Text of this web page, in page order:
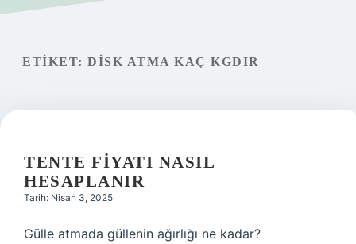
Gizlilik Politikası
ETIKET: DISK ATMA KAÇ KGDIR
TENTE FIYATI NASIL
HESAPLANIR
Tarih: Nisan 3, 2025
Gülle atmada güllenin ağırlığı ne kadar?